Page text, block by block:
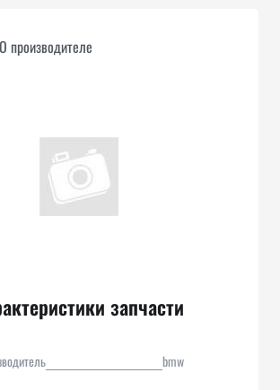
О производителе
запчасти
bmw